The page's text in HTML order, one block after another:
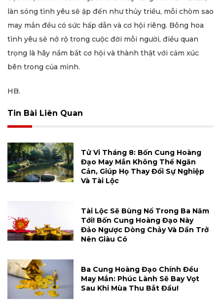
làn sóng tình yêu sẽ ập đến như thủy triều, mỗi chòm sao
may mắn đều có sức hấp dẫn và cơ hội riêng. Bông hoa
tình yêu sẽ nở rộ trong cuộc đời mỗi người, điều quan
trọng là hãy nắm bắt cơ hội và thành thật với cảm xúc
bên trong của mình.
HB.
Tin Bài Liên Quan
Tử Vi Tháng 8: Bốn Cung Hoàng
Đạo May Mắn Không Thể Ngăn
Cản, Giúp Họ Thay Đổi Sự Nghiệp
Và Tài Lộc
Tài Lộc Sẽ Bùng Nổ Trong Ba Năm
Tới! Bốn Cung Hoàng Đạo Này
Đảo Ngược Dòng Chảy Và Dần Trở
Nên Giàu Có
Ba Cung Hoàng Đạo Chính Đều
May Mắn: Phúc Lành Sẽ Bay Vọt
Sau Khi Mùa Thu Bắt Đầu!